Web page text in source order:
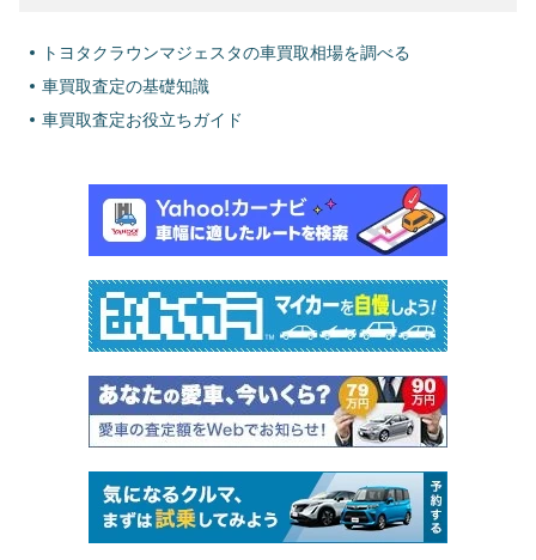
トヨタクラウンマジェスタの車買取相場を調べる
車買取査定の基礎知識
車買取査定お役立ちガイド